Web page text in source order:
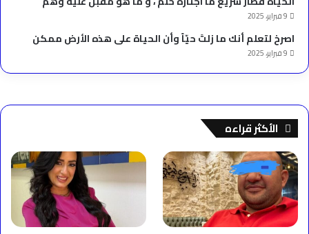
9 فبراير، 2025
‫اصرخ لتعلم أنك ما زلتَ حيّاً وأن الحياة على هذه الأرض ممكن
9 فبراير، 2025
الأكثر قراءه